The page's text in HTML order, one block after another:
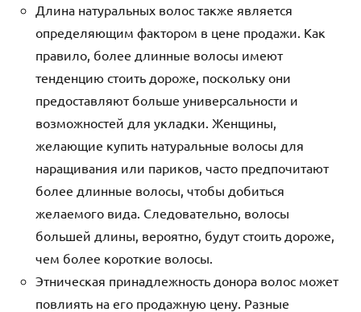
Длина натуральных волос также является
определяющим фактором в цене продажи. Как
правило, более длинные волосы имеют
тенденцию стоить дороже, поскольку они
предоставляют больше универсальности и
возможностей для укладки. Женщины,
желающие купить натуральные волосы для
наращивания или париков, часто предпочитают
более длинные волосы, чтобы добиться
желаемого вида. Следовательно, волосы
большей длины, вероятно, будут стоить дороже,
чем более короткие волосы.
Этническая принадлежность донора волос может
повлиять на его продажную цену. Разные